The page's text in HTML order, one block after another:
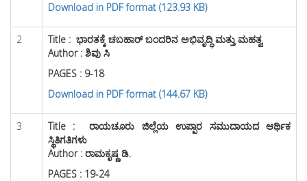
Download in PDF format (123.93 KB)
2 Title : ಭಾರತಕ್ಕೆ ಚಬಹಾರ್ ಬಂದರಿನ ಅಭಿವೃದ್ಧಿ ಮತ್ತು ಮಹತ್ವ
Author : ಶಿವು ಸಿ
PAGES : 9-18
Download in PDF format (144.67 KB)
3 Title :
ರಾಯಚೂರು ಜಿಲ್ಲೆಯ ಉಪ್ಪಾರ ಸಮುದಾಯದ ಆರ್ಥಿಕ
ಸ್ಥಿತಿಗತಿಗಳು
Author : ರಾಮಕೃಷ್ಣ ಡಿ.
PAGES : 19-24